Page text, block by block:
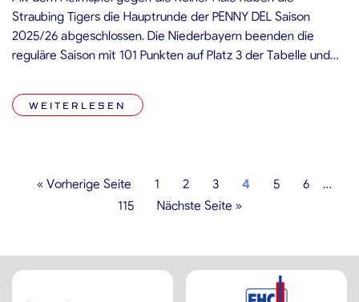
Straubing Tigers die Hauptrunde der PENNY DEL Saison
2025/26 abgeschlossen. Die Niederbayern beenden die
reguläre Saison mit 101 Punkten auf Platz 3 der Tabelle und
Mannschaft von Headcoach Craig Woodcroft stellte in dieser
Saison zudem einen […]
WEITERLESEN
« Vorherige Seite 1 2 3 4 5 6
…
115
Nächste Seite »